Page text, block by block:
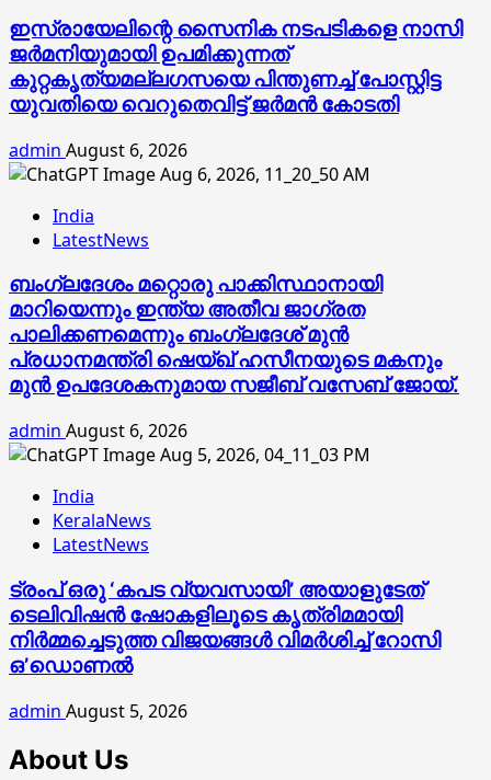
ഇസ്രായേലിന്റെ സൈനിക നടപടികളെ നാസി
ജര്‍മനിയുമായി ഉപമിക്കുന്നത്
കുറ്റകൃത്യമല്ലഗസയെ പിന്തുണച്ച് പോസ്റ്റിട്ട
യുവതിയെ വെറുതെവിട്ട് ജര്‍മന്‍ കോടതി
admin August 6, 2026
India
LatestNews
ബംഗ്ലദേശം മറ്റൊരു പാക്കിസ്ഥാനായി
മാറിയെന്നും ഇന്ത്യ അതീവ ജാഗ്രത
പാലിക്കണമെന്നും ബംഗ്ലദേശ് മുൻ
പ്രധാനമന്ത്രി ഷെയ്ഖ് ഹസീനയുടെ മകനും
മുൻ ഉപദേശകനുമായ സജീബ് വസേബ് ജോയ്.
admin August 6, 2026
India
KeralaNews
LatestNews
ട്രംപ് ഒരു ‘കപട വ്യവസായി’ അയാളുടേത്
ടെലിവിഷന്‍ ഷോകളിലൂടെ കൃത്രിമമായി
നിര്‍മ്മച്ചെടുത്ത വിജയങ്ങള്‍ വിമര്‍ശിച്ച് റോസി
ഒ’ഡൊണല്‍
admin August 5, 2026
About Us